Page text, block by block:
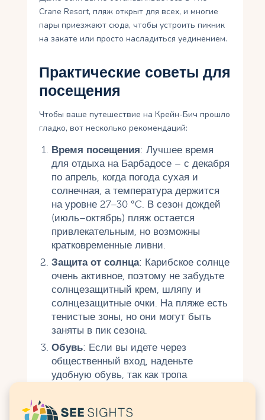
Crane Resort, пляж открыт для всех, и многие
пары приезжают сюда, чтобы устроить пикник
на закате или просто насладиться уединением.
Практические советы для
посещения
Чтобы ваше путешествие на Крейн-Бич прошло
гладко, вот несколько рекомендаций:
Время посещения: Лучшее время
для отдыха на Барбадосе – с декабря
по апрель, когда погода сухая и
солнечная, а температура держится
на уровне 27–30 °C. В сезон дождей
(июль–октябрь) пляж остается
привлекательным, но возможны
кратковременные ливни.
Защита от солнца: Карибское солнце
очень активное, поэтому не забудьте
солнцезащитный крем, шляпу и
солнцезащитные очки. На пляже есть
тенистые зоны, но они могут быть
заняты в пик сезона.
Обувь: Если вы идете через
общественный вход, наденьте
удобную обувь, так как тропа
Еда и напитки: Рестораны в The